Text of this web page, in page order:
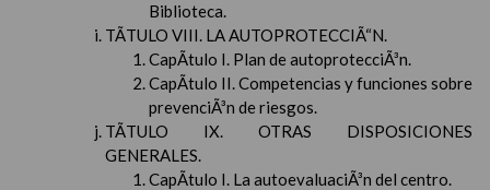
Biblioteca.
TÃTULO VIII. LA AUTOPROTECCIÃ“N.
CapÃ­tulo I. Plan de autoprotecciÃ³n.
CapÃ­tulo II. Competencias y funciones sobre
prevenciÃ³n de riesgos.
TÃTULO IX. OTRAS DISPOSICIONES
GENERALES.
CapÃ­tulo I. La autoevaluaciÃ³n del centro.